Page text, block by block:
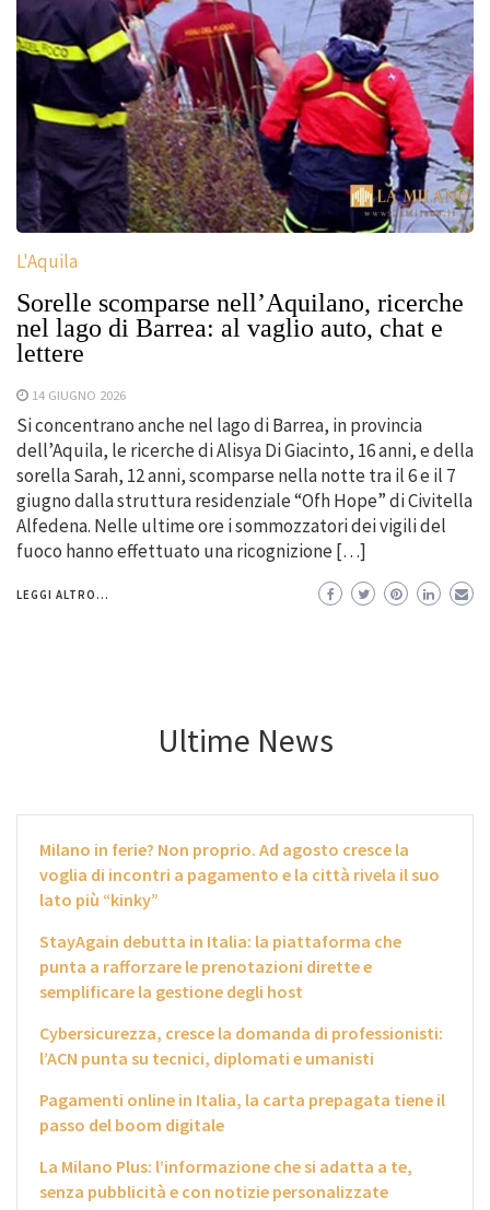
L'Aquila
Sorelle scomparse nell’Aquilano, ricerche
nel lago di Barrea: al vaglio auto, chat e
lettere
14 GIUGNO 2026
Si concentrano anche nel lago di Barrea, in provincia
dell’Aquila, le ricerche di Alisya Di Giacinto, 16 anni, e della
sorella Sarah, 12 anni, scomparse nella notte tra il 6 e il 7
giugno dalla struttura residenziale “Ofh Hope” di Civitella
Alfedena. Nelle ultime ore i sommozzatori dei vigili del
fuoco hanno effettuato una ricognizione […]
LEGGI ALTRO...
Ultime News
Milano in ferie? Non proprio. Ad agosto cresce la
voglia di incontri a pagamento e la città rivela il suo
lato più “kinky”
StayAgain debutta in Italia: la piattaforma che
punta a rafforzare le prenotazioni dirette e
semplificare la gestione degli host
Cybersicurezza, cresce la domanda di professionisti:
l’ACN punta su tecnici, diplomati e umanisti
Pagamenti online in Italia, la carta prepagata tiene il
passo del boom digitale
La Milano Plus: l’informazione che si adatta a te,
senza pubblicità e con notizie personalizzate